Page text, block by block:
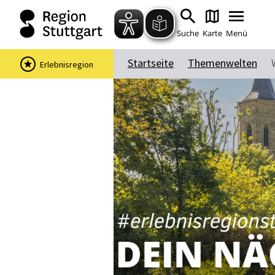
Suche Karte Menü
Startseite Themenwelten
Erlebnisregion